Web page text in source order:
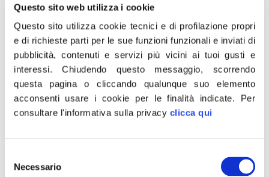
Questo sito web utilizza i cookie
Questo sito utilizza cookie tecnici e di profilazione propri
e di richieste parti per le sue funzioni funzionali e inviati di
pubblicità, contenuti e servizi più vicini ai tuoi gusti e
interessi.Chiudendo questo messaggio, scorrendo
questa pagina o cliccando qualunque suo elemento
acconsenti usare i cookie per le finalità indicate. Per
consultare l'informativa sulla privacy clicca qui
delNecessario
Lamorgese deve lasciare
subito»
La presidente di Fdi: «Il governo chiude le attività
economiche, noni party illegali. Valutiamo la mozione di
sfiducia al ministro» Di Federico Novella Giorgia Meloni,
presidente di Fratelli d’Italia, l’Afghanistan rappresenta
riconoscere che dal 2001 […]